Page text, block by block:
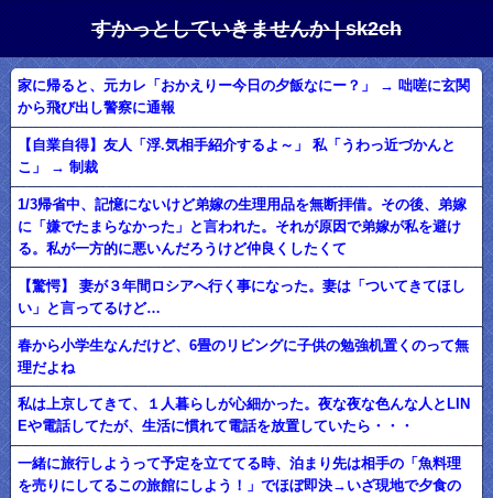
すかっとしていきませんか | sk2ch
家に帰ると、元カレ「おかえりー今日の夕飯なにー？」 → 咄嗟に玄関
から飛び出し警察に通報
【自業自得】友人「浮.気相手紹介するよ～」 私「うわっ近づかんと
こ」 → 制裁
1/3帰省中、記憶にないけど弟嫁の生理用品を無断拝借。その後、弟嫁
に「嫌でたまらなかった」と言われた。それが原因で弟嫁が私を避け
る。私が一方的に悪いんだろうけど仲良くしたくて
【驚愕】 妻が３年間ロシアへ行く事になった。妻は「ついてきてほし
い」と言ってるけど…
春から小学生なんだけど、6畳のリビングに子供の勉強机置くのって無
理だよね
私は上京してきて、１人暮らしが心細かった。夜な夜な色んな人とLIN
Eや電話してたが、生活に慣れて電話を放置していたら・・・
一緒に旅行しようって予定を立ててる時、泊まり先は相手の「魚料理
を売りにしてるこの旅館にしよう！」でほぼ即決→いざ現地で夕食の